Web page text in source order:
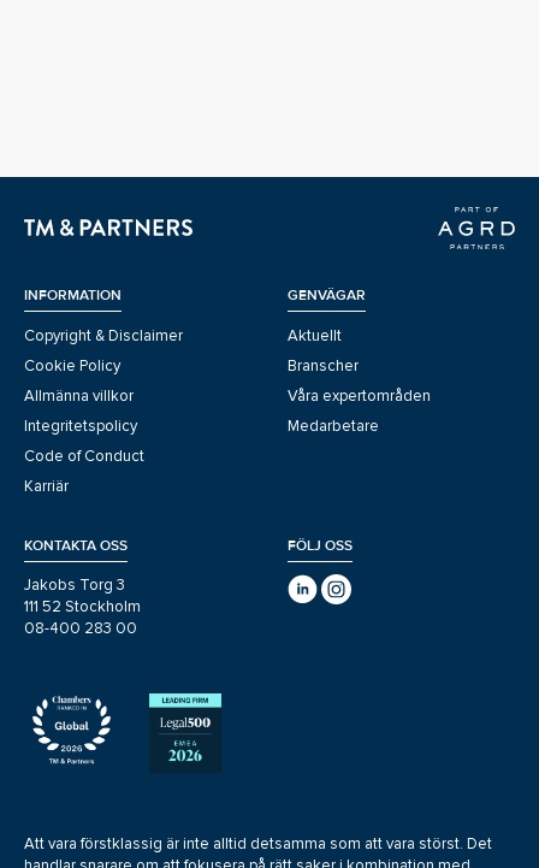
INFORMATION
Copyright & Disclaimer
Cookie Policy
Allmänna villkor
Integritetspolicy
Code of Conduct
Karriär
GENVÄGAR
Aktuellt
Branscher
Våra expertområden
Medarbetare
KONTAKTA OSS
Jakobs Torg 3
111 52 Stockholm
08-400 283 00
FÖLJ OSS
Att vara förstklassig är inte alltid detsamma som att vara störst. Det